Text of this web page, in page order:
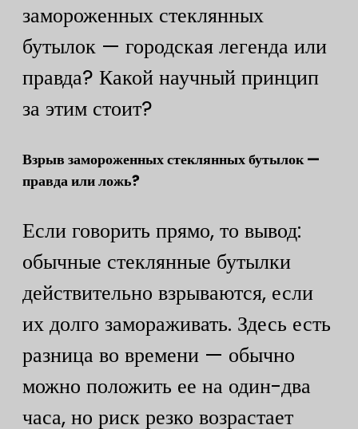
замороженных стеклянных
бутылок — городская легенда или
правда? Какой научный принцип
за этим стоит?
Взрыв замороженных стеклянных бутылок —
правда или ложь?
Если говорить прямо, то вывод:
обычные стеклянные бутылки
действительно взрываются, если
их долго замораживать. Здесь есть
разница во времени — обычно
можно положить ее на один-два
часа, но риск резко возрастает